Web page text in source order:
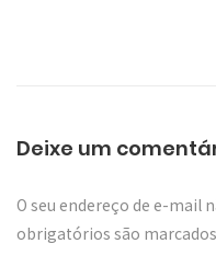
Deixe um
O seu endereço de e-mail
obrigatórios são